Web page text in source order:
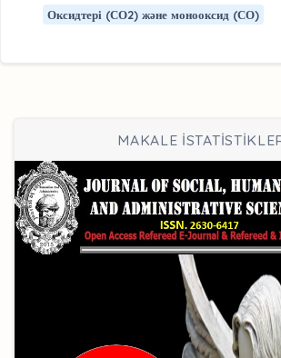
Оксидтері (СО2) және монооксид (СО)
MAKALE